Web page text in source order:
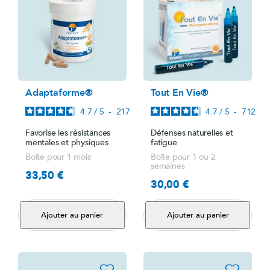
Adaptaforme®
4.7 / 5 - 217
Favorise les résistances
mentales et physiques
Boîte pour 1 mois
Prix
33,50 €
Ajouter au panier
Tout En Vie®
4.7 / 5 - 712
Défenses naturelles et
fatigue
Boîte pour 1 ou 2
semaines
Prix
30,00 €
Ajouter au panier